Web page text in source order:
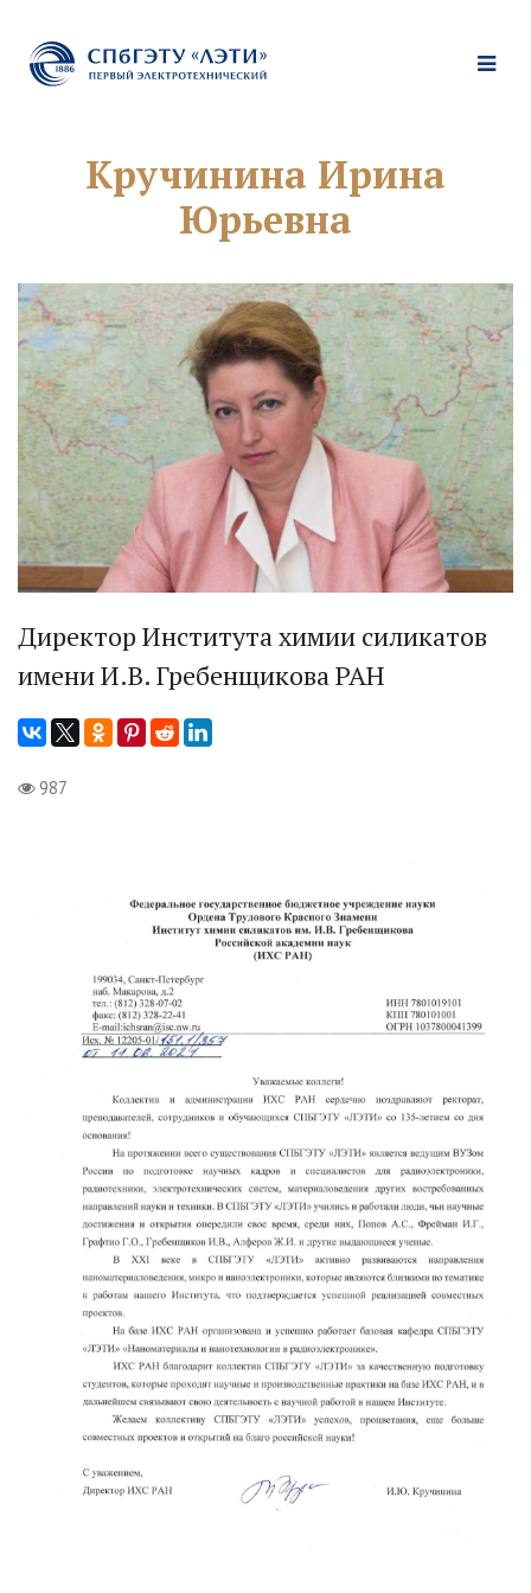
Кручинина Ирина
Юрьевна
Директор Института химии силикатов
имени И.В. Гребенщикова РАН
987